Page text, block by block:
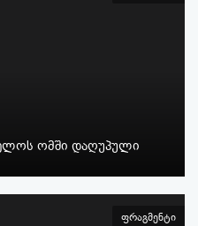
ომში დაღუპული
ფრაგმენტი